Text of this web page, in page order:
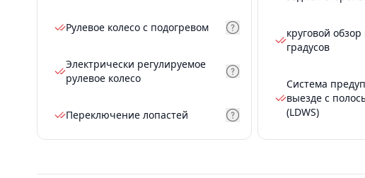
Рулевое колесо с подогревом
Электрически регулируемое
рулевое колесо
Переключение лопастей
круговой
градусов
Система
выезде с
(LDWS)